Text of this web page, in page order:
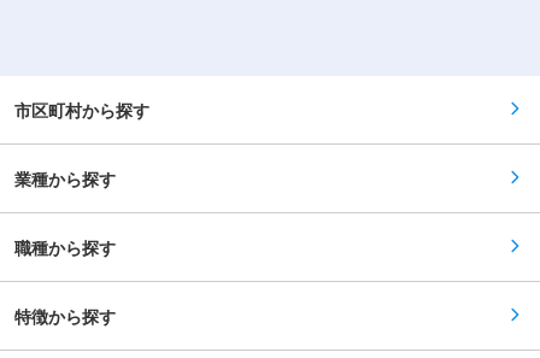
市区町村から探す
業種から探す
職種から探す
特徴から探す